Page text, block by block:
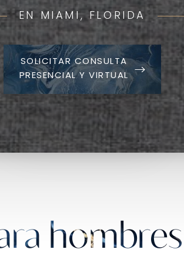
EN MIAMI, FLORIDA
SOLICITAR CONSULTA
PRESENCIAL Y VIRTUAL
hombres